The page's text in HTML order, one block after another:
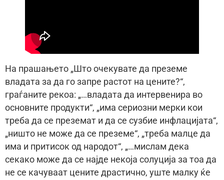
На прашањето „Што очекувате да преземе
владата за да го запре растот на цените?“,
граѓаните рекоа: „…владата да интервенира во
основните продукти“, „има сериозни мерки кои
треба да се преземат и да се сузбие инфлацијата“,
„ништо не може да се преземе“, „треба малце да
има и притисок од народот“, „…мислам дека
секако може да се најде некоја солуција за тоа да
не се качуваат цените драстично, уште малку ќе